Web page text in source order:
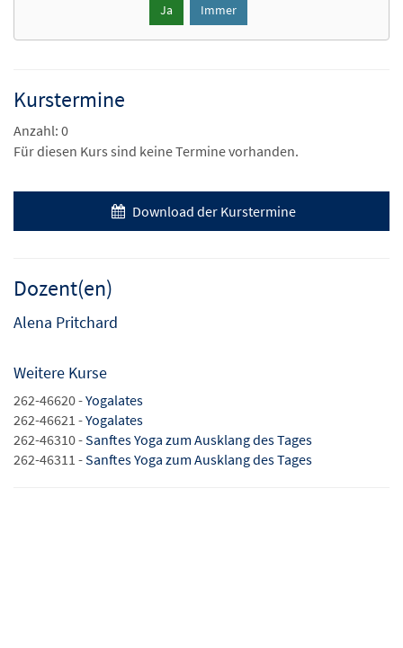
Ja Immer
Kurstermine
Anzahl: 0
Für diesen Kurs sind keine Termine vorhanden.
Download der Kurstermine
Dozent(en)
Alena Pritchard
Weitere Kurse
262-46620 -Yogalates
262-46621 -Yogalates
262-46310 -Sanftes Yoga zum Ausklang des Tages
262-46311 -Sanftes Yoga zum Ausklang des Tages